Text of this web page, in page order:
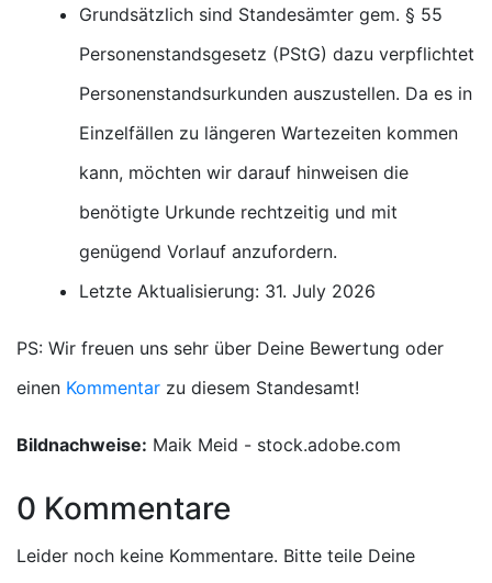
Grundsätzlich sind Standesämter gem. § 55
Personenstandsgesetz (PStG) dazu verpflichtet
Personenstandsurkunden auszustellen. Da es in
Einzelfällen zu längeren Wartezeiten kommen
kann, möchten wir darauf hinweisen die
benötigte Urkunde rechtzeitig und mit
genügend Vorlauf anzufordern.
Letzte Aktualisierung: 31. July 2026
PS: Wir freuen uns sehr über Deine Bewertung oder
einen Kommentar zu diesem Standesamt!
Bildnachweise: Maik Meid - stock.adobe.com
0 Kommentare
Leider noch keine Kommentare. Bitte teile Deine